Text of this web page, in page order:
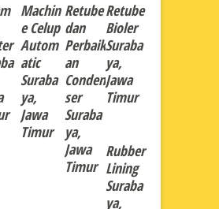
Machin
e Celup
Autom
atic
Suraba
ya,
Jawa
Timur
Retube
dan
Perbaik
an
Conden
ser
Suraba
ya,
Jawa
Timur
Retube
Bioler
Suraba
ya,
Jawa
Timur
Rubber
Lining
Suraba
ya,